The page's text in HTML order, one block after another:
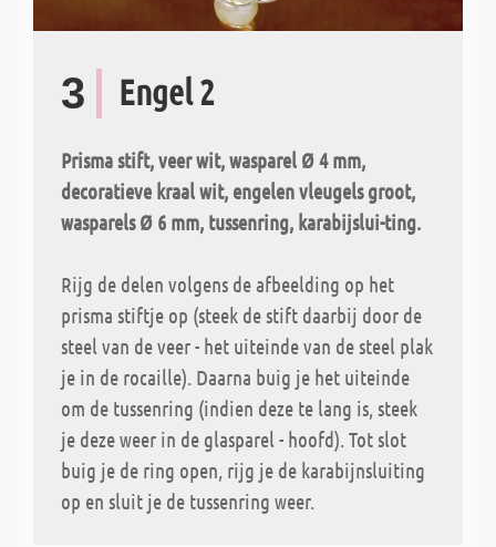
3 Engel 2
Prisma stift, veer wit, wasparel Ø 4 mm,
decoratieve kraal wit, engelen vleugels groot,
wasparels Ø 6 mm, tussenring, karabijslui-ting.
Rijg de delen volgens de afbeelding op het
prisma stiftje op (steek de stift daarbij door de
steel van de veer - het uiteinde van de steel plak
je in de rocaille). Daarna buig je het uiteinde
om de tussenring (indien deze te lang is, steek
je deze weer in de glasparel - hoofd). Tot slot
buig je de ring open, rijg je de karabijnsluiting
op en sluit je de tussenring weer.